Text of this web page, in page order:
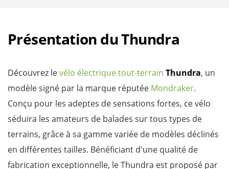
Présentation du Thundra
Découvrez levélo électrique tout-terrain Thundra, un
modèle signé par la marque réputée Mondraker.
Conçu pour les adeptes de sensations fortes, ce vélo
séduira les amateurs de balades sur tous types de
terrains, grâce à sa gamme variée de modèles déclinés
en différentes tailles. Bénéficiant d'une qualité de
fabrication exceptionnelle, le Thundra est proposé par